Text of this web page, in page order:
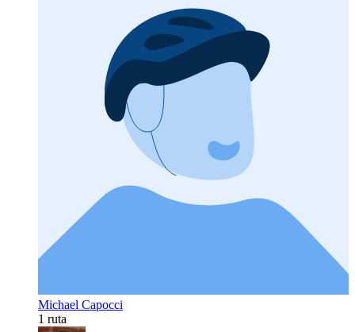
Michael Capocci
1 ruta